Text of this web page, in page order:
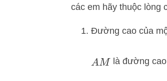
các em hãy thuộc lòng
Đường cao của
AM là đường cao